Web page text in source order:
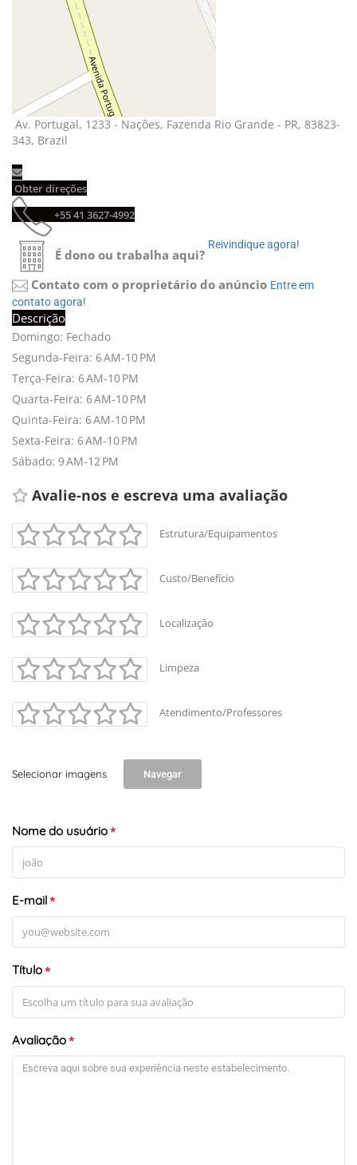
Av. Portugal, 1233 - Nações, Fazenda Rio Grande - PR, 83823-
343, Brazil
Obter direções
+55 41 3627-4992
É dono ou trabalha aqui?
Reivindique agora!
Contato com o proprietário do anúncio Entre em
contato agora!
Descrição
Domingo: Fechado
Segunda-Feira: 6 AM-10 PM
Terça-Feira: 6 AM-10 PM
Quarta-Feira: 6 AM-10 PM
Quinta-Feira: 6 AM-10 PM
Sexta-Feira: 6 AM-10 PM
Sábado: 9 AM-12 PM
Avalie-nos e escreva uma avaliação
Estrutura/Equipamentos
Custo/Benefício
Localização
Limpeza
Atendimento/Professores
Selecionar imagens Navegar
Nome do usuário*
E-mail*
Título*
Avaliação*